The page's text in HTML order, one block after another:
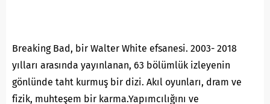
Breaking Bad, bir Walter White efsanesi. 2003- 2018
yılları arasında yayınlanan, 63 bölümlük izleyenin
gönlünde taht kurmuş bir dizi. Akıl oyunları, dram ve
fizik, muhteşem bir karma.Yapımcılığını ve